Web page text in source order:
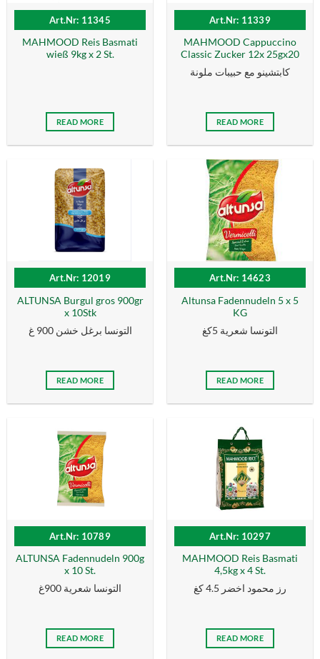
Art.Nr: 11345
MAHMOOD Reis Basmati
wieß 9kg x 2 St.
READ MORE
Art.Nr: 11339
MAHMOOD Cappuccino
Classic Zucker 12x 25gx20
كابتشينو مع حبيبات ملونة
READ MORE
Art.Nr: 12019
ALTUNSA Burgul gros 900gr
x 10Stk
التونسا برغل خشن 900 غ
READ MORE
Art.Nr: 14623
Altunsa Fadennudeln 5 x 5
KG
التونسا شعرية 5كغ
READ MORE
Art.Nr: 10789
ALTUNSA Fadennudeln 900g
x 10 St.
التونسا شعرية 900غ
READ MORE
Art.Nr: 10297
MAHMOOD Reis Basmati
4,5kg x 4 St.
رز محمود اخضر 4.5 كغ
READ MORE